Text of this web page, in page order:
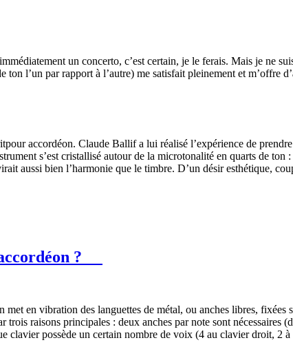
un concerto, c’est certain, je le ferais. Mais je ne
l’un par rapport à l’autre) me satisfait pleinement et m’offre
accordéon. Claude Ballif a lui réalisé l’expérience de
s’est cristallisé autour de la microtonalité en quarts de ton
aussi bien l’harmonie que le timbre. D’un désir esthétique,
?
en vibration des languettes de métal, ou anches libres,
trois raisons principales : deux anches par note sont nécessaires
clavier possède un certain nombre de voix (4 au clavier droit, 2